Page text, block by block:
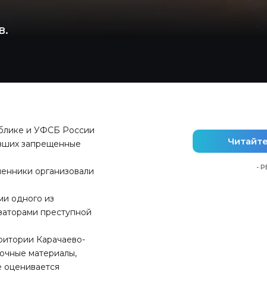
и УФСБ России
запрещенные
организовали
одного из
преступной
Карачаево-
материалы,
оценивается
-